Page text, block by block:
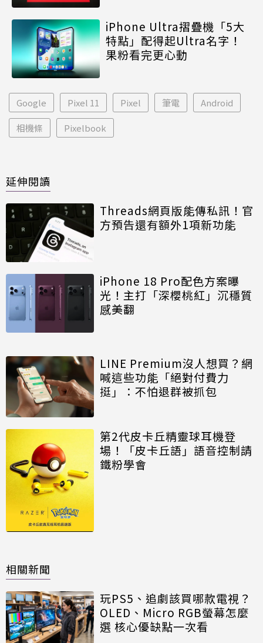
iPhone Ultra摺疊機「5大
特點」配得起Ultra名字！
果粉看完更心動
Google Pixel 11 Pixel 筆電 Android
相機條 Pixelbook
延伸閱讀
Threads網頁版能傳私訊！官
方預告還有額外1項新功能
iPhone 18 Pro配色方案曝
光！主打「深櫻桃紅」沉穩質
感美翻
LINE Premium沒人想買？網
喊這些功能「絕對付費力
挺」：不怕退群被抓包
第2代皮卡丘精靈球耳機登
場！「皮卡丘語」語音控制請
鐵粉學會
相關新聞
玩PS5、追劇該買哪款電視？
OLED、Micro RGB螢幕怎麼
選 核心優缺點一次看